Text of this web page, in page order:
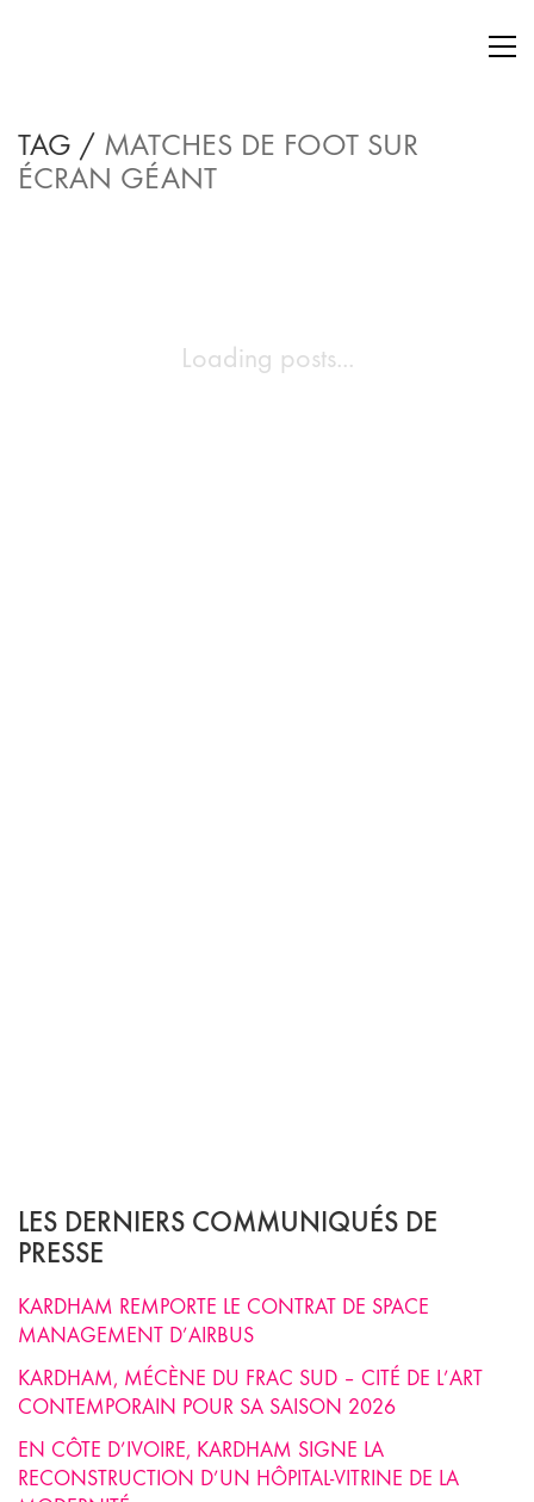
TAG / MATCHES DE FOOT SUR
ÉCRAN GÉANT
Loading posts...
LES DERNIERS COMMUNIQUÉS DE
PRESSE
KARDHAM REMPORTE LE CONTRAT DE SPACE
MANAGEMENT D’AIRBUS
KARDHAM, MÉCÈNE DU FRAC SUD – CITÉ DE L’ART
CONTEMPORAIN POUR SA SAISON 2026
EN CÔTE D’IVOIRE, KARDHAM SIGNE LA
RECONSTRUCTION D’UN HÔPITAL-VITRINE DE LA